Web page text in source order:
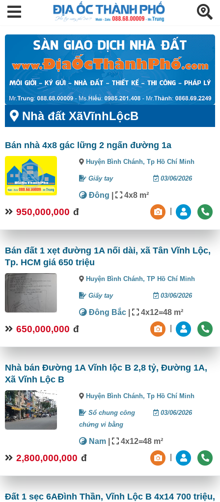
Nhà đất XãVĩnhLộcB
Bán nhà 4x8 gác lững 2 ngấn đường 1a
Huyện Bình Chánh,Tp Hồ Chí Minh
Giấy tay 03/06/2026
Đông | 4x8 m²
950,000,000 đ
Bán đất 1 xẹt đường 1A nối dài, xã Tân Vĩnh Lộc,
Tp. HCM giá 650 triệu
Huyện Bình Chánh,TP Hồ Chí Minh
Giấy tay 03/06/2026
Đông Bắc | 4x12=48 m²
650,000,000 đ
Nhà bán Đường 1A Vĩnh lộc B 2,8 tỷ, Đường 1A,
Xã Vĩnh Lộc B
Huyện Bình Chánh,Tp Hồ Chí Minh
Sổ chung công
chứng vi bằng
03/06/2026
Nam | 4x12=48 m²
2,800,000,000 đ
Đất 1 sẹc 6AĐình Thần, Vĩnh Lộc B 4x14 700 triệu,